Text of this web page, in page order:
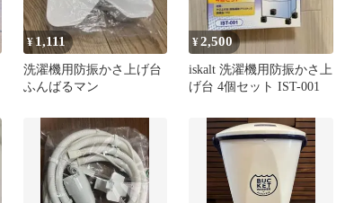
¥1,111
洗濯機用防振かさ上げ台
ふんばるマン
¥2,500
iskalt 洗濯機用防振かさ上
げ台 4個セット IST-001